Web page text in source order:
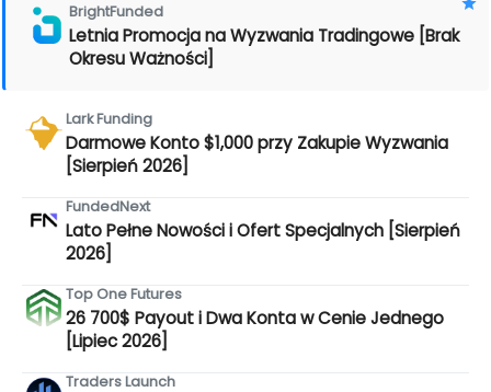
BrightFunded
Letnia Promocja na Wyzwania Tradingowe [Brak
Okresu Ważności]
Lark Funding
Darmowe Konto $1,000 przy Zakupie Wyzwania
[Sierpień 2026]
FundedNext
Lato Pełne Nowości i Ofert Specjalnych [Sierpień
2026]
Top One Futures
26 700$ Payout i Dwa Konta w Cenie Jednego
[Lipiec 2026]
Traders Launch